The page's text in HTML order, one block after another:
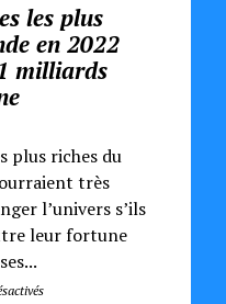
les plus
en 2022
milliards
plus riches du
très
l’univers s’ils
leur fortune